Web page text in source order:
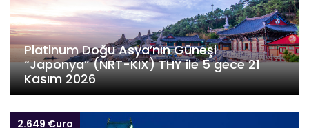
Platinum Doğu Asya’nın Güneşi
“Japonya” (NRT-KIX) THY ile 5 gece 21
Kasım 2026
2.649 €uro